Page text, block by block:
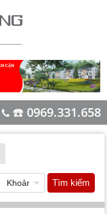
☎️ 0969.331.658
Tìm kiếm